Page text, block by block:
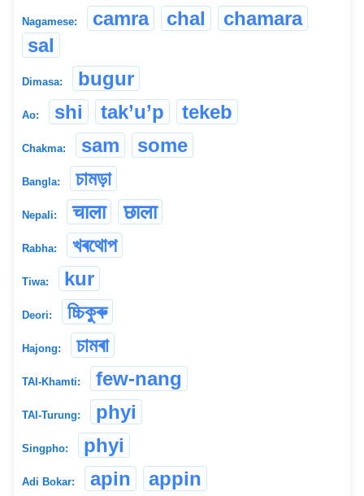
Nagamese: camra chal
chamara
sal
Dimasa: bugur
Ao: shi tak’u’p tekeb
Chakma: sam some
Bangla: চামড়া
Nepali: चाला छाला
Rabha: খৰথোপ
Tiwa: kur
Deori: চ্চিকুৰু
Hajong: চামৰা
TAI-Khamti: few-nang
TAI-Turung: phyi
Singpho: phyi
Adi Bokar: apin appin